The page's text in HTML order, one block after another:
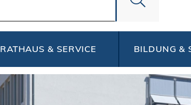
RATHAUS & SERVICE BILDUNG &